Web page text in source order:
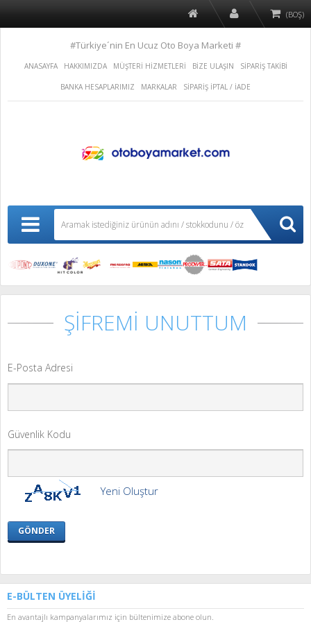
(BOŞ)
#Türkiye´nin En Ucuz Oto Boya Marketi #
ANASAYFA HAKKIMIZDA MÜŞTERİ HİZMETLERİ BİZE ULAŞIN SİPARİŞ TAKİBİ
BANKA HESAPLARIMIZ MARKALAR SİPARİŞ İPTAL / İADE
ŞİFREMİ UNUTTUM
E-Posta Adresi
Güvenlik Kodu
Yeni Oluştur
GÖNDER
E-BÜLTEN ÜYELİĞİ
En avantajlı kampanyalarımız için bültenimize abone olun.